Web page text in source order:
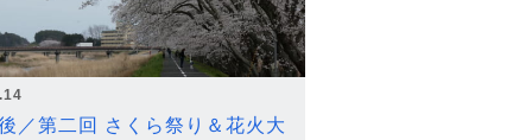
／第二回 さくら祭り＆花火大